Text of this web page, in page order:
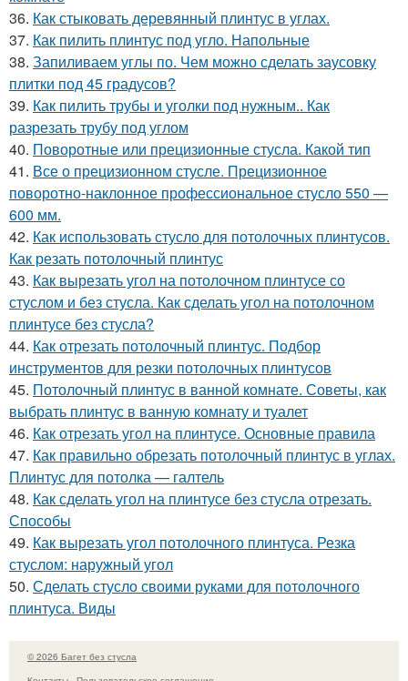
36. Как стыковать деревянный плинтус в углах.
37. Как пилить плинтус под угло. Напольные
38. Запиливаем углы по. Чем можно сделать заусовку
плитки под 45 градусов?
39. Как пилить трубы и уголки под нужным.. Как
разрезать трубу под углом
40. Поворотные или прецизионные стусла. Какой тип
41. Все о прецизионном стусле. Прецизионное
поворотно-наклонное профессиональное стусло 550 —
600 мм.
42. Как использовать стусло для потолочных плинтусов.
Как резать потолочный плинтус
43. Как вырезать угол на потолочном плинтусе со
стуслом и без стусла. Как сделать угол на потолочном
плинтусе без стусла?
44. Как отрезать потолочный плинтус. Подбор
инструментов для резки потолочных плинтусов
45. Потолочный плинтус в ванной комнате. Советы, как
выбрать плинтус в ванную комнату и туалет
46. Как отрезать угол на плинтусе. Основные правила
47. Как правильно обрезать потолочный плинтус в углах.
Плинтус для потолка — галтель
48. Как сделать угол на плинтусе без стусла отрезать.
Способы
49. Как вырезать угол потолочного плинтуса. Резка
стуслом: наружный угол
50. Сделать стусло своими руками для потолочного
плинтуса. Виды
© 2026 Багет без стусла